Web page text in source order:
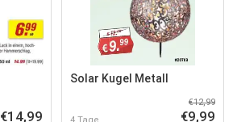
€14,99
Solar Kugel Metall
4 Tage
€12,99
€9,99